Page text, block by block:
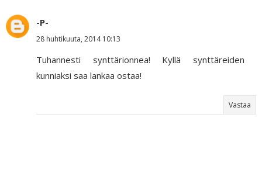
-P-
28 huhtikuuta, 2014 10:13
Tuhannesti synttärionnea! Kyllä synttäreiden
kunniaksi saa lankaa ostaa!
Vastaa